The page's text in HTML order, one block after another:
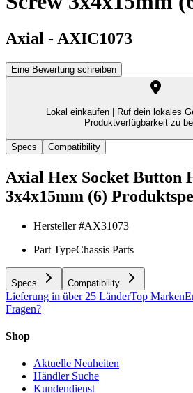
Axial - AXIC1073
Eine Bewertung schreiben
Lokal einkaufen |
Ruf dein lokales
Produktverfügbarkeit zu
Specs Compatibility
Axial Hex Socket Button
3x4x15mm (6)
Hersteller #AX31073
Part TypeChassis Parts
Specs Compatibility
Lieferung in über 25 LänderTop Marken
Fragen?
Shop
Aktuelle Neuheiten
Händler Suche
Kundendienst